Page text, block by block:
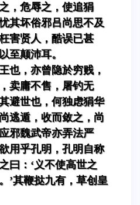
，危辱之，使追狷
其坏俗邪吕尚思不及
害贤人，酷误已甚
至颠沛耳。
也，亦曾隐於穷贱，
卖庸不售，屠钓无
避世也，何独虑狷华
逃遁，收而敛之，尚
邪魏武帝亦弄法严
用乎孔明，孔明自称
曰：‘义不使高世之
’其鞭挞九有，草创皇